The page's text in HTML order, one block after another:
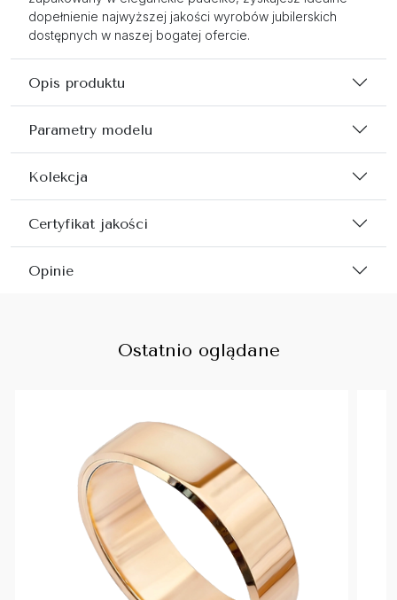
dopełnienie najwyższej jakości wyrobów jubilerskich
dostępnych w naszej bogatej ofercie.
Opis produktu
Parametry modelu
Kolekcja
Certyfikat jakości
Opinie
Ostatnio oglądane